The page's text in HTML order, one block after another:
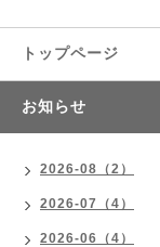
トップページ
お知らせ
2026-08（2）
2026-07（4）
2026-06（4）